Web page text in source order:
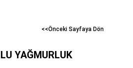
<<Önceki Sayfaya Dön
YAĞMURLUK